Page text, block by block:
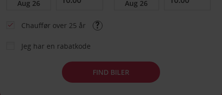
Chauffør over 25 år
Jeg har en rabatkode
FIND BILER